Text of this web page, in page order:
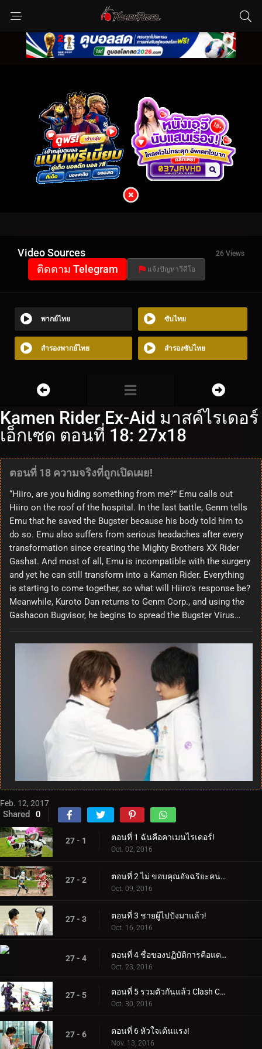
Video Sources 26 Views
ติดตาม Telegram แจ้งปัญหาวีดีโอ
พากย์ไทย ซับไทย
สำรองพากย์ไทย สำรองซับไทย
Kamen Rider Ex-Aid มาสค์ไรเดอร์
เอ็กเซด ตอนที่ 18: 27x18
ตอนที่ 18 ความจริงที่ถูกเปิดเผย!
“Hiiro, are you hiding something from me?” Emu calls out
Hiiro on the roof of the hospital. In the last battle, Genm tells
Emu that he saved the Bugster because his body told him to
do so. Emu also suffers from serious headaches after every
transformation since creating the Mighty Brothers XX Rider
Gashat. And most of all, Emu is incompatible with the surgery
and yet he can still transform into a Kamen Rider. Everything
is starting to come together, so what will Hiiro’s response be?
Meanwhile, Kuroto Dan returns to Genm Corp., and using the
Gashacon Bugvisor, he begins to spread the Bugster Virus…
Feb. 12, 2017
Shared 0
27 - 1 ตอนที่ 1 ฉันคือคาเมนไรเดอร์!
Oct. 02, 2016
27 - 2 ตอนที่ 2 ไม่ ขอบคุณอัจฉริยะคนที่สองใช่ไหม?
Oct. 09, 2016
27 - 3 ตอนที่ 3 ชายผู้ไปปังมาแล้ว!
Oct. 16, 2016
27 - 4 ตอนที่ 4 ชื่อของปฏิบัติการคือแดช!
Oct. 23, 2016
27 - 5 ตอนที่ 5 รวมตัวกันแล้ว Clash Crash!
Oct. 30, 2016
27 - 6 ตอนที่ 6 หัวใจเต้นแรง!
Nov. 13, 2016